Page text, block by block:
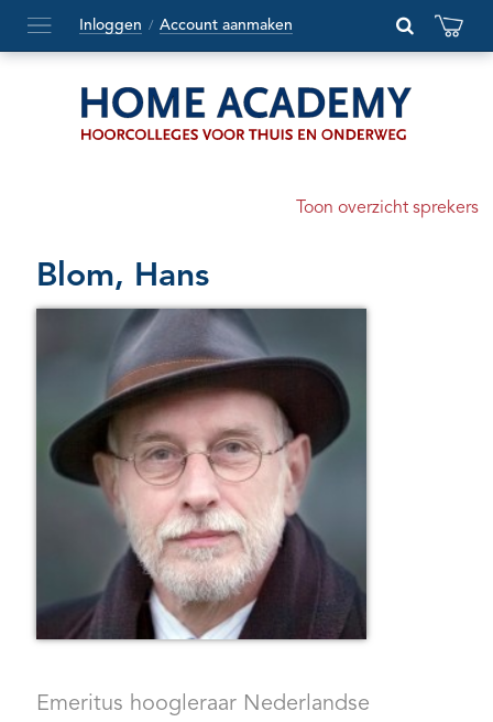
Hoofdmenu
openen
Inloggen / Account aanmaken
Toon overzicht sprekers
Blom, Hans
Emeritus hoogleraar Nederlandse